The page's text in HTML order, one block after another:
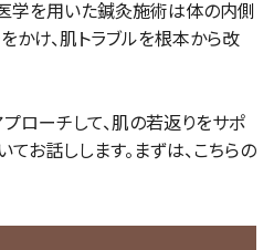
学を用いた鍼灸施術は体の内側
かけ、肌トラブルを根本から改
ローチして、肌の若返りをサポ
お話しします。まずは、こちらの